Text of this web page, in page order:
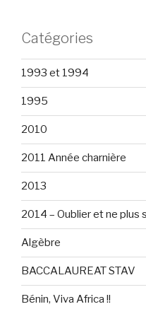
Catégories
1993 et 1994
1995
2010
2011 Année charnière
2013
2014 – Oublier et ne plus
Algèbre
BACCALAUREAT STAV
Bénin, Viva Africa !!